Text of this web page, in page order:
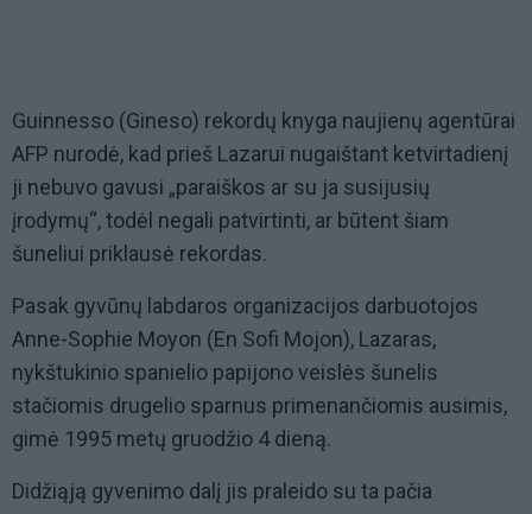
Guinnesso (Gineso) rekordų knyga naujienų agentūrai
AFP nurodė, kad prieš Lazarui nugaištant ketvirtadienį
ji nebuvo gavusi „paraiškos ar su ja susijusių
įrodymų“, todėl negali patvirtinti, ar būtent šiam
šuneliui priklausė rekordas.
Pasak gyvūnų labdaros organizacijos darbuotojos
Anne-Sophie Moyon (En Sofi Mojon), Lazaras,
nykštukinio spanielio papijono veislės šunelis
stačiomis drugelio sparnus primenančiomis ausimis,
gimė 1995 metų gruodžio 4 dieną.
Didžiąją gyvenimo dalį jis praleido su ta pačia